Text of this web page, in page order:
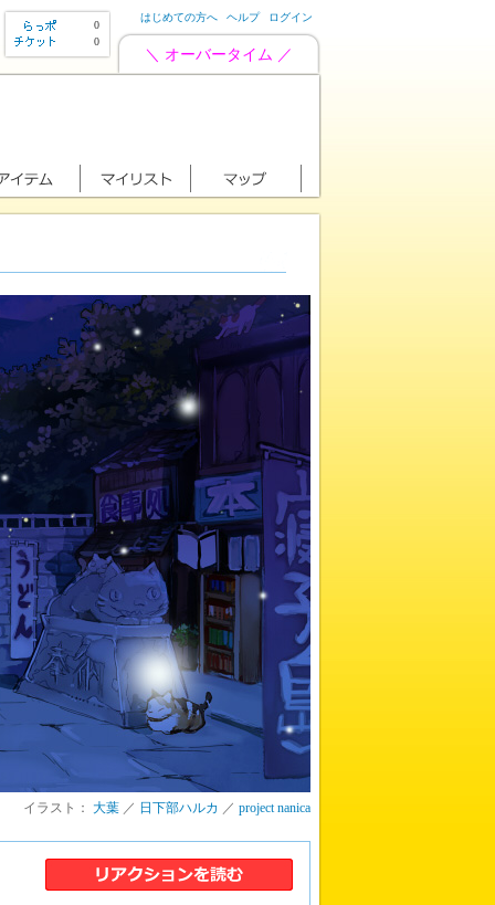
0
0
はじめての方へ ヘルプ ログイン
＼ オーバータイム ／
イラスト： 大葉 ／ 日下部ハルカ ／ project nanica